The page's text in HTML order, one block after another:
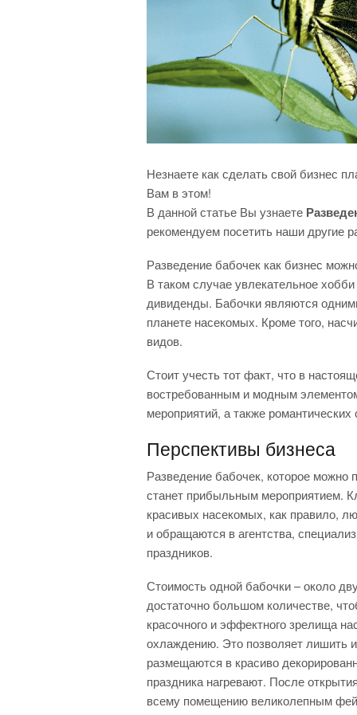
Незнаете как сделать свой бизнес
Вам в этом!
В данной статье Вы узнаете
рекомендуем посетить наши другие
Разведение бабочек как бизнес
В таком случае увлекательное
дивиденды. Бабочки являются
планете насекомых. Кроме того,
видов.
Стоит учесть тот факт, что в
востребованным и модным
мероприятий, а также романтических
Перспективы бизнеса
Разведение бабочек, которое
станет прибыльным мероприятием.
красивых насекомых, как правило,
и обращаются в агентства,
праздников.
Стоимость одной бабочки – около
достаточно большом количестве,
красочного и эффектного зрелища
охлаждению. Это позволяет лишить
размещаются в красиво
праздника нагревают. После
всему помещению великолепным